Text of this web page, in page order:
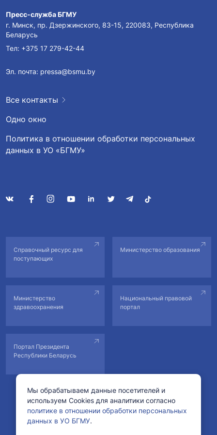
научно-практическая конференция «Медицина в
контексте социогуманитарного знания». В конференции
преподавателей кафедры.
Программа конференции
Студенческая научно-практическая
конференция «Медицина в контексте
Пресс-служба БГМУ
г. Минск, пр. Дзержинского, 83-15, 220083, Республика
Беларусь
Тел: +375 17 279-42-44
Эл. почта: pressa@bsmu.by
Все контакты
Одно окно
Политика в отношении обработки персональных
данных в УО «БГМУ»
Справочный ресурс для
поступающих
Министерство образования
Министерство
здравоохранения
Национальный правовой
портал
Портал Президента
Республики Беларусь
© Учреждение образования «Белорусский государственный
медицинский университет».
Рег. свидетельство №178222 от 11.02.2022 в БелГИЭ.
Мы обрабатываем данные посетителей и
используем Cookies для аналитики согласно
политике в отношении обработки персональных
данных в УО БГМУ.